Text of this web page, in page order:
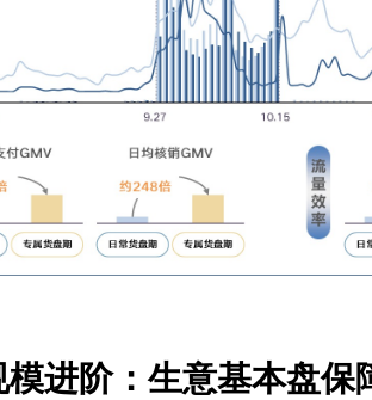
模进阶：生意基本盘